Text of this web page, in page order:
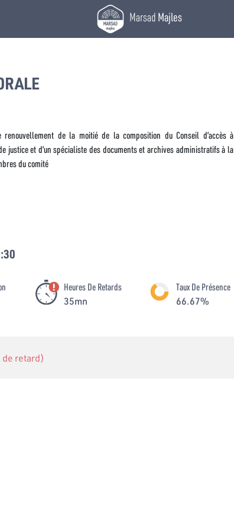
MarsadMajles
de la moitié de la composition du Conseil d’accès à
justice et d’un spécialiste des documents et archives administratifs à la
du comité
Heures De Retards
35mn
Taux De Présence
66.67%
de retard)